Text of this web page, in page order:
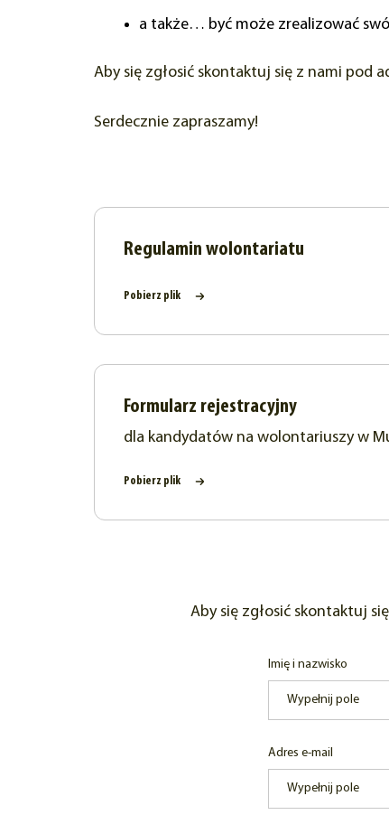
a także… być może zrealizować
Aby się zgłosić skontaktuj się z nami pod
​Serdecznie zapraszamy!
Regulamin wolontariatu
Pobierz plik
Formularz rejestracyjny
dla kandydatów na wolontariuszy w
Pobierz plik
Aby się zgłosić skontaktuj
Imię i nazwisko
Adres e-mail